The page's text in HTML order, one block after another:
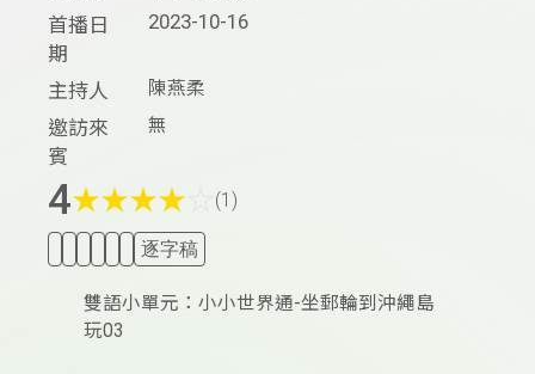
首播日
期
2023-10-16
主持人 陳燕柔
邀訪來
賓
無
4★★★★ (1)
逐字稿
雙語小單元：小小世界通-坐郵輪到沖繩島
玩03